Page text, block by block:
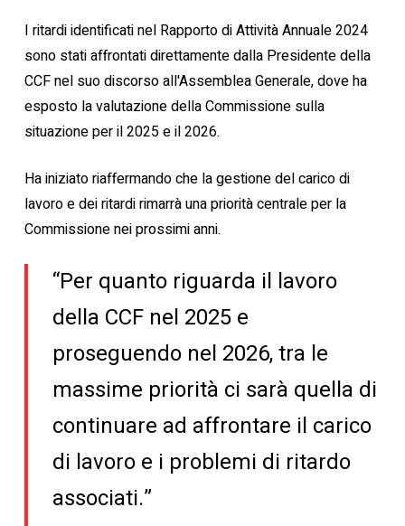
I ritardi identificati nel Rapporto di Attività Annuale 2024
sono stati affrontati direttamente dalla Presidente della
CCF nel suo discorso all'Assemblea Generale, dove ha
esposto la valutazione della Commissione sulla
situazione per il 2025 e il 2026.
Ha iniziato riaffermando che la gestione del carico di
lavoro e dei ritardi rimarrà una priorità centrale per la
Commissione nei prossimi anni.
“Per quanto riguarda il lavoro
della CCF nel 2025 e
proseguendo nel 2026, tra le
massime priorità ci sarà quella di
continuare ad affrontare il carico
di lavoro e i problemi di ritardo
associati.”